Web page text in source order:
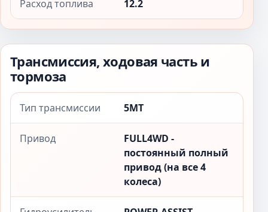
Расход топлива 12.2
Трансмиссия, ходовая часть и
тормоза
Тип трансмиссии 5MT
Привод
FULL4WD -
постоянный полный
привод (на все 4
колеса)